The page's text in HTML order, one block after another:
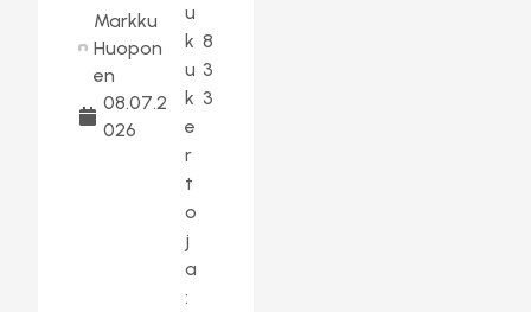
Markku
Huopon
en
08.07.2
026
u
k
u
k
e
r
t
o
j
a
:
8
3
3